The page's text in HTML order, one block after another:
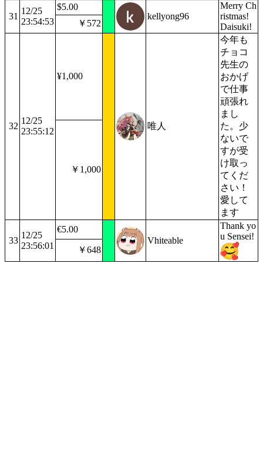
31
12/25
23:54:53
$5.00
kellyong96
Merry Ch
ristmas!
Daisuki!
￥572
32
12/25
23:55:12
¥1,000
唯人
今年も
チョコ
先生の
おかげ
で仕事
頑張れ
まし
た。少
ないで
すが受
け取っ
てくだ
さい！
愛して
ます
￥1,000
33
12/25
23:56:01
€5.00
Vhiteable
Thank yo
u Sensei!
￥648